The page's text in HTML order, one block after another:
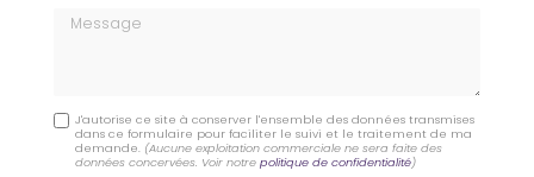
Message
J'autorise ce site à conserver l'ensemble des données transmises
dans ce formulaire pour faciliter le suivi et le traitement de ma
demande. (Aucune exploitation commerciale ne sera faite des
données concervées. Voir notrepolitique de confidentialité)